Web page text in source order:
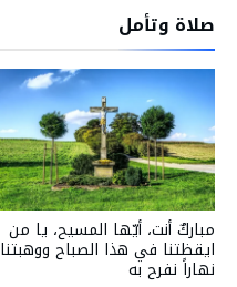
صلاة وتأمل
مباركٌ أنت، أيّها المسيح، يا من
ايقظتنا في هذا الصباح ووهبتنا
نهاراً نفرح به